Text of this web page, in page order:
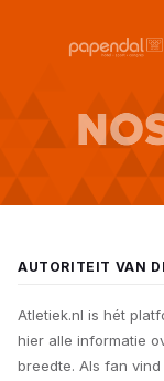
AUTORITEIT VAN
Atletiek.nl is hét
hier alle informatie
breedte. Als fan